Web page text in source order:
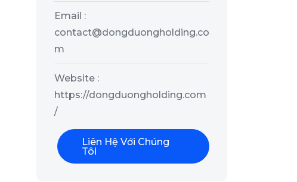
Email :
contact@dongduongholding.co
m
Website :
https://dongduongholding.com
/
Liên Hệ Với Chúng
Tôi